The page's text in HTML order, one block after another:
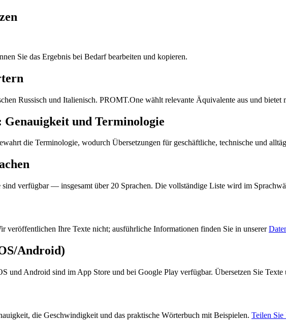
Sie das Ergebnis bei Bedarf bearbeiten und kopieren.
Russisch und Italienisch. PROMT.One wählt relevante Äquivalente aus und bietet
und Terminologie
die Terminologie, wodurch Übersetzungen für geschäftliche, technische und
verfügbar — insgesamt über 20 Sprachen. Die vollständige Liste wird im
veröffentlichen Ihre Texte nicht; ausführliche Informationen finden Sie in unserer
Android)
und Android sind im App Store und bei Google Play verfügbar. Übersetzen Sie Texte
die Geschwindigkeit und das praktische Wörterbuch mit Beispielen. Teilen Sie